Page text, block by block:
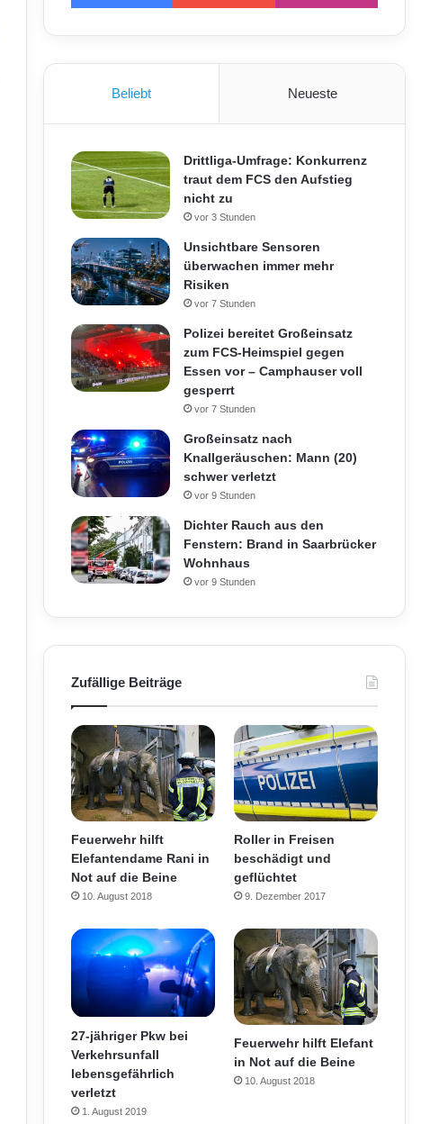
Beliebt Neueste
Drittliga-Umfrage: Konkurrenz
traut dem FCS den Aufstieg
nicht zu
vor 3 Stunden
Unsichtbare Sensoren
überwachen immer mehr
Risiken
vor 7 Stunden
Polizei bereitet Großeinsatz
zum FCS-Heimspiel gegen
Essen vor – Camphauser voll
gesperrt
vor 7 Stunden
Großeinsatz nach
Knallgeräuschen: Mann (20)
schwer verletzt
vor 9 Stunden
Dichter Rauch aus den
Fenstern: Brand in Saarbrücker
Wohnhaus
vor 9 Stunden
Zufällige Beiträge
Feuerwehr hilft
Elefantendame Rani in
Not auf die Beine
10. August 2018
Roller in Freisen
beschädigt und
geflüchtet
9. Dezember 2017
27-jähriger Pkw bei
Verkehrsunfall
lebensgefährlich
verletzt
1. August 2019
Feuerwehr hilft Elefant
in Not auf die Beine
10. August 2018